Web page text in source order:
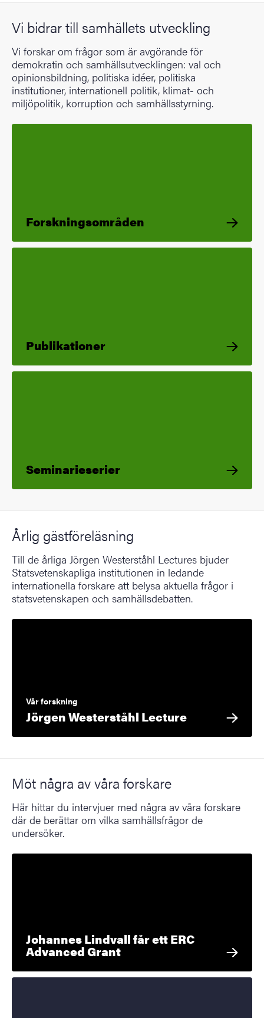
Vi bidrar till samhällets utveckling
Vi forskar om frågor som är avgörande för
demokratin och samhällsutvecklingen: val och
opinionsbildning, politiska idéer, politiska
institutioner, internationell politik, klimat- och
miljöpolitik, korruption och samhällsstyrning.
Forskningsområden
Publikationer
Seminarieserier
Årlig gästföreläsning
Till de årliga Jörgen Westerståhl Lectures bjuder
Statsvetenskapliga institutionen in ledande
internationella forskare att belysa aktuella frågor i
statsvetenskapen och samhällsdebatten.
Vår forskning
Jörgen Westerståhl Lecture
Möt några av våra forskare
Här hittar du intervjuer med några av våra forskare
där de berättar om vilka samhällsfrågor de
undersöker.
Johannes Lindvall får ett ERC
Advanced Grant